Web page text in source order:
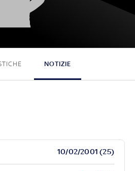
Camello
NOTIZIE
10/02/2001 (25)